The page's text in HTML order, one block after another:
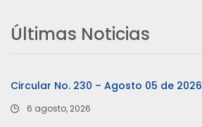
Últimas Noticias
Circular No. 230 – Agosto 05 de 2026
6 agosto, 2026